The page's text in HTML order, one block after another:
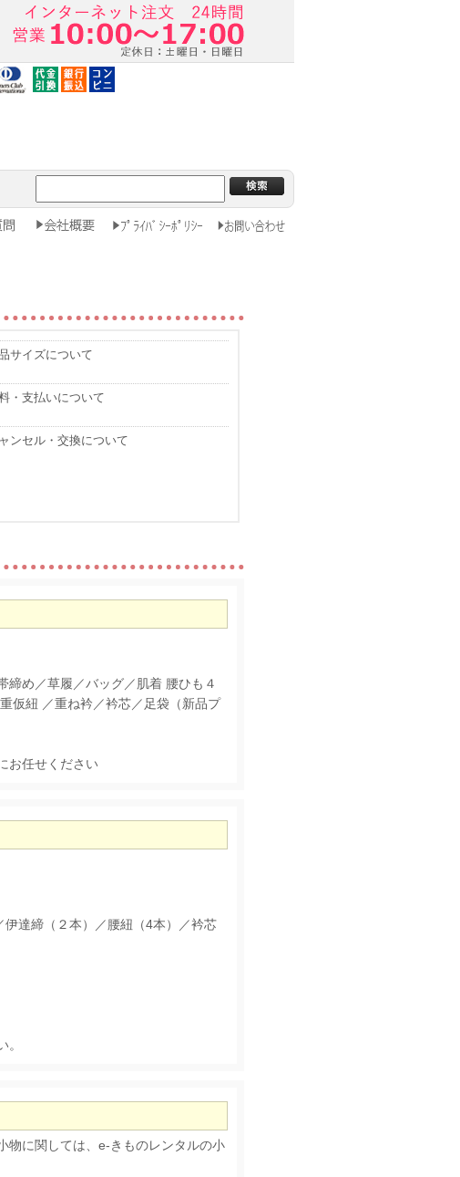
サイズについて
・支払いについて
ンセル・交換について
締め／草履／バッグ／肌着 腰ひも４
仮紐 ／重ね衿／衿芯／足袋（新品プ
お任せください
達締（２本）／腰紐（4本）／衿芯
物に関しては、e-きものレンタルの小